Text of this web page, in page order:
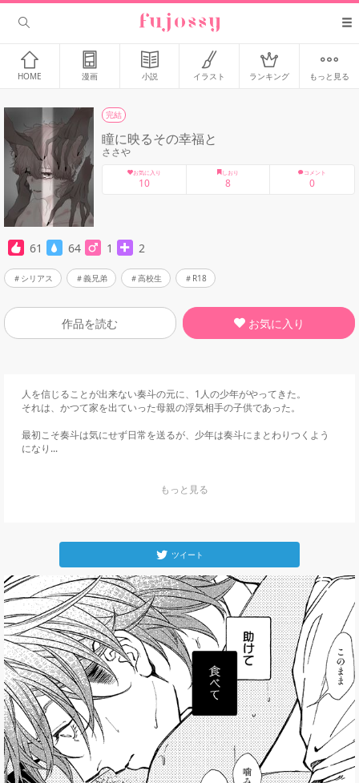
HOME 漫画 小説 イラスト ランキング もっと見る
完結
瞳に映るその幸福と
ささや
お気に入り
10
しおり
8
コメント
0
61 64 1 2
シリアス 義兄弟 高校生 R18
作品を読む お気に入り
人を信じることが出来ない奏斗の元に、1人の少年がやってきた。
それは、かつて家を出ていった母親の浮気相手の子供であった。
最初こそ奏斗は気にせず日常を送るが、少年は奏斗にまとわりつくよう
になり...
ツイート